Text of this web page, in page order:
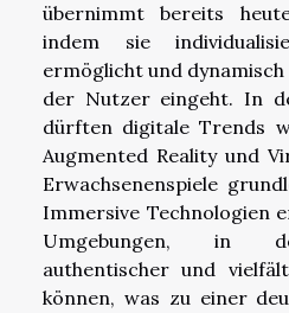
übernimmt bereits
indem sie
ermöglicht und
der Nutzer eingeht. In
dürften digitale Trends
Augmented Reality und
Erwachsenenspiele
Immersive Technologien
Umgebungen, in
authentischer und
können, was zu einer